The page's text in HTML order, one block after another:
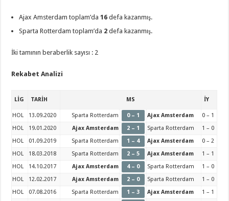
Ajax Amsterdam toplam’da16 defa kazanmış.
Sparta Rotterdam toplam’da 2 defa kazanmış.
İki tamının beraberlik sayısı : 2
Rekabet Analizi
LİG TARİH MS İY
HOL 13.09.2020 Sparta Rotterdam 0 – 1 Ajax Amsterdam
0 – 1
HOL
19.01.2020 Ajax Amsterdam 2 – 1 Sparta Rotterdam
1 – 0
HOL
01.09.2019 Sparta Rotterdam 1 – 4 Ajax Amsterdam
0 – 2
HOL
18.03.2018 Sparta Rotterdam 2 – 5 Ajax Amsterdam
1 – 1
HOL
14.10.2017 Ajax Amsterdam 4 – 0 Sparta Rotterdam
1 – 0
HOL
12.02.2017 Ajax Amsterdam 2 – 0 Sparta Rotterdam
1 – 0
HOL
07.08.2016 Sparta Rotterdam 1 – 3 Ajax Amsterdam
1 – 1